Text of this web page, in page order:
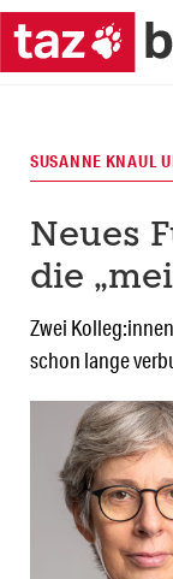
SUSANNE KNAUL
Neues
die
Zwei
schon lange